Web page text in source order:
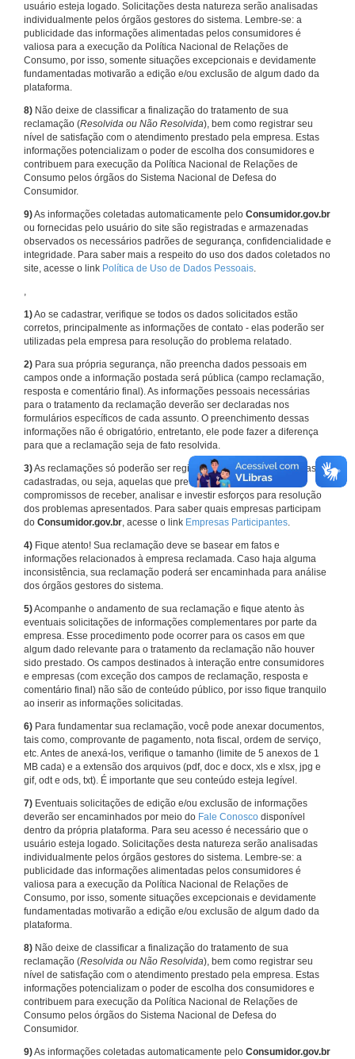
usuário esteja logado. Solicitações desta natureza serão analisadas
individualmente pelos órgãos gestores do sistema. Lembre-se: a
publicidade das informações alimentadas pelos consumidores é
valiosa para a execução da Política Nacional de Relações de
Consumo, por isso, somente situações excepcionais e devidamente
fundamentadas motivarão a edição e/ou exclusão de algum dado da
plataforma.
8) Não deixe de classificar a finalização do tratamento de sua
reclamação (Resolvida ou Não Resolvida), bem como registrar seu
nível de satisfação com o atendimento prestado pela empresa. Estas
informações potencializam o poder de escolha dos consumidores e
contribuem para execução da Política Nacional de Relações de
Consumo pelos órgãos do Sistema Nacional de Defesa do
Consumidor.
9)As informações coletadas automaticamente pelo Consumidor.gov.br
ou fornecidas pelo usuário do site são registradas e armazenadas
observados os necessários padrões de segurança, confidencialidade e
integridade. Para saber mais a respeito do uso dos dados coletados no
site, acesse o link Política de Uso de Dados Pessoais.
,
1)Ao se cadastrar, verifique se todos os dados solicitados estão
corretos, principalmente as informações de contato - elas poderão ser
utilizadas pela empresa para resolução do problema relatado.
2) Para sua própria segurança, não preencha dados pessoais em
campos onde a informação postada será pública (campo reclamação,
resposta e comentário final). As informações pessoais necessárias
para o tratamento da reclamação deverão ser declaradas nos
formulários específicos de cada assunto. O preenchimento dessas
informações não é obrigatório, entretanto, ele pode fazer a diferença
para que a reclamação seja de fato resolvida.
3)As reclamações só poderão ser registradas em face de empresas
cadastradas, ou seja, aquelas que previamente assumiram
compromissos de receber, analisar e investir esforços para resolução
dos problemas apresentados. Para saber quais empresas participam
do Consumidor.gov.br, acesse o link Empresas Participantes.
4) Fique atento! Sua reclamação deve se basear em fatos e
informações relacionados à empresa reclamada. Caso haja alguma
inconsistência, sua reclamação poderá ser encaminhada para análise
dos órgãos gestores do sistema.
5)Acompanhe o andamento de sua reclamação e fique atento às
eventuais solicitações de informações complementares por parte da
empresa. Esse procedimento pode ocorrer para os casos em que
algum dado relevante para o tratamento da reclamação não houver
sido prestado. Os campos destinados à interação entre consumidores
e empresas (com exceção dos campos de reclamação, resposta e
comentário final) não são de conteúdo público, por isso fique tranquilo
ao inserir as informações solicitadas.
6) Para fundamentar sua reclamação, você pode anexar documentos,
tais como, comprovante de pagamento, nota fiscal, ordem de serviço,
etc. Antes de anexá-los, verifique o tamanho (limite de 5 anexos de 1
MB cada) e a extensão dos arquivos (pdf, doc e docx, xls e xlsx, jpg e
gif, odt e ods, txt). É importante que seu conteúdo esteja legível.
7) Eventuais solicitações de edição e/ou exclusão de informações
deverão ser encaminhados por meio do Fale Conosco disponível
dentro da própria plataforma. Para seu acesso é necessário que o
usuário esteja logado. Solicitações desta natureza serão analisadas
individualmente pelos órgãos gestores do sistema. Lembre-se: a
publicidade das informações alimentadas pelos consumidores é
valiosa para a execução da Política Nacional de Relações de
Consumo, por isso, somente situações excepcionais e devidamente
fundamentadas motivarão a edição e/ou exclusão de algum dado da
plataforma.
8) Não deixe de classificar a finalização do tratamento de sua
reclamação (Resolvida ou Não Resolvida), bem como registrar seu
nível de satisfação com o atendimento prestado pela empresa. Estas
informações potencializam o poder de escolha dos consumidores e
contribuem para execução da Política Nacional de Relações de
Consumo pelos órgãos do Sistema Nacional de Defesa do
Consumidor.
9)As informações coletadas automaticamente pelo Consumidor.gov.br